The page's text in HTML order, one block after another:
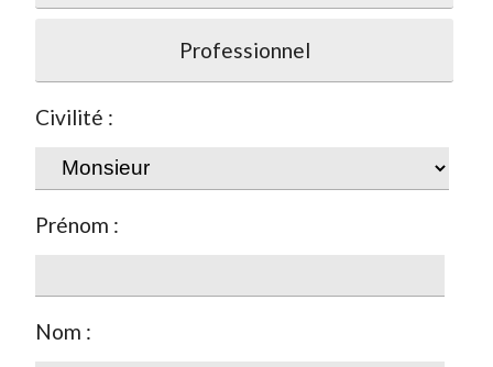
Professionnel
Civilité :
Prénom :
Nom :